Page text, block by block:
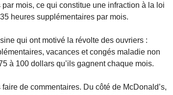
mois, ce qui constitue une infraction à la loi
heures supplémentaires par mois.
qui ont motivé la révolte des ouvriers :
vacances et congés maladie non
à 100 dollars qu’ils gagnent chaque mois.
de commentaires. Du côté de McDonald’s,